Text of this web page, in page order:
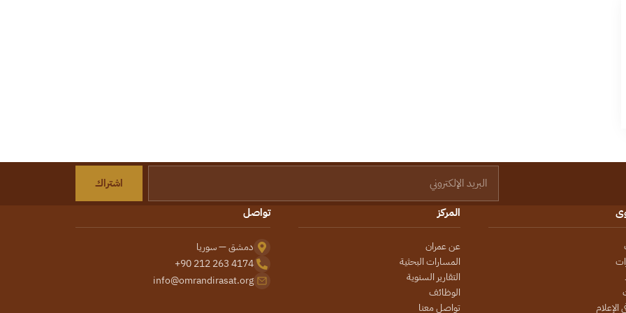
اشتراك
الإعلام
المركز
عن عمران
المسارات البحثية
التقارير السنوية
الوظائف
تواصل معنا
تواصل
دمشق — سوريا
+90 212 263 4174
info@omrandirasat.org